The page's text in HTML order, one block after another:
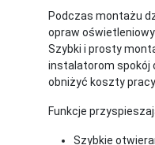
Podczas montażu
opraw
Szybki i prosty
instalatorom spokój
obniżyć koszty pracy.
Funkcje
Szybkie